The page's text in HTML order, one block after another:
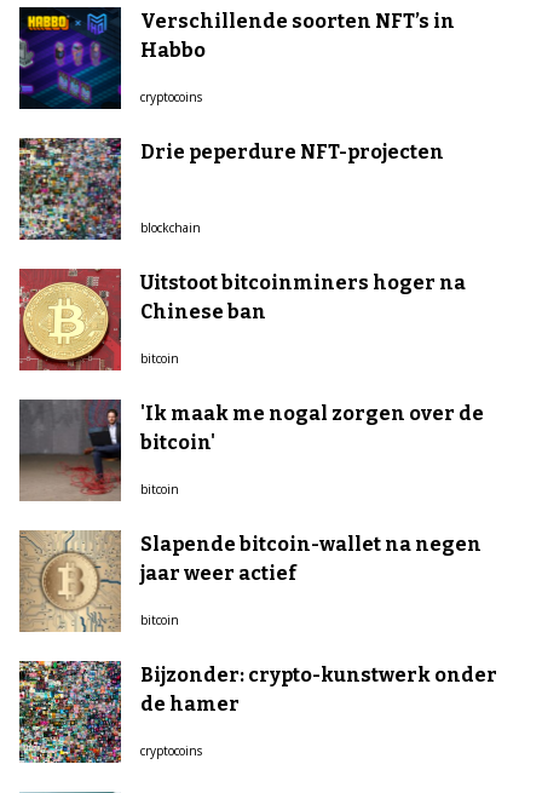
Verschillende soorten NFT’s in
Habbo
cryptocoins
Drie peperdure NFT-projecten
blockchain
Uitstoot bitcoinminers hoger na
Chinese ban
bitcoin
'Ik maak me nogal zorgen over de
bitcoin'
bitcoin
Slapende bitcoin-wallet na negen
jaar weer actief
bitcoin
Bijzonder: crypto-kunstwerk onder
de hamer
cryptocoins